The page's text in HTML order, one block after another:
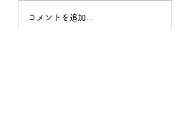
コメントを追加…